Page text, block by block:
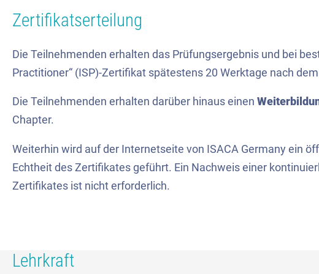
Zertifikatserteilung
Die Teilnehmenden erhalten das Prüfungsergebnis und bei
Practitioner“ (ISP)-Zertifikat spätestens 20 Werktage nach
Die Teilnehmenden erhalten darüber hinaus einen
Chapter.
Weiterhin wird auf der Internetseite von ISACA Germany ein
Echtheit des Zertifikates geführt. Ein Nachweis einer
Zertifikates ist nicht erforderlich.
Lehrkraft